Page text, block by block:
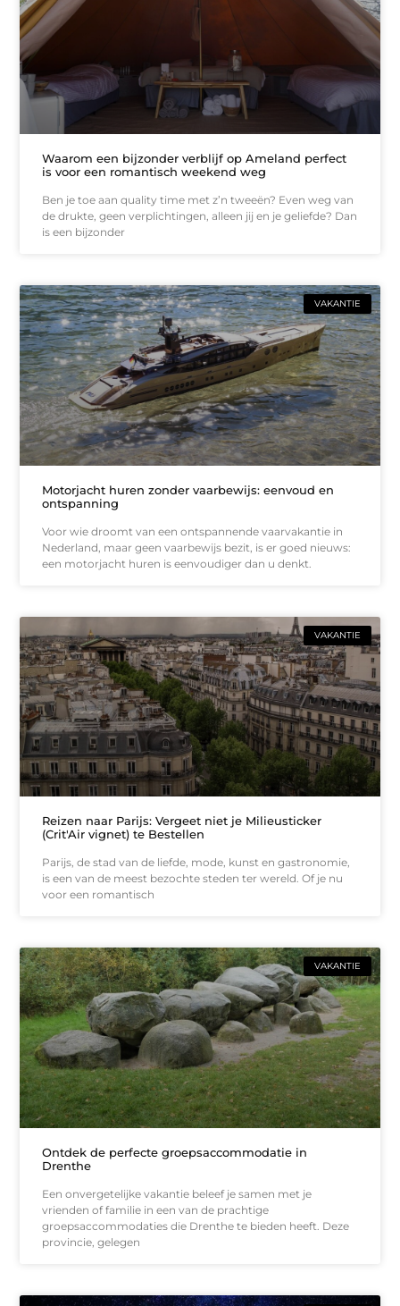
Waarom een bijzonder verblijf op Ameland perfect
is voor een romantisch weekend weg
Ben je toe aan quality time met z’n tweeën? Even weg van
de drukte, geen verplichtingen, alleen jij en je geliefde? Dan
is een bijzonder
VAKANTIE
Motorjacht huren zonder vaarbewijs: eenvoud en
ontspanning
Voor wie droomt van een ontspannende vaarvakantie in
Nederland, maar geen vaarbewijs bezit, is er goed nieuws:
een motorjacht huren is eenvoudiger dan u denkt.
VAKANTIE
Reizen naar Parijs: Vergeet niet je Milieusticker
(Crit'Air vignet) te Bestellen
Parijs, de stad van de liefde, mode, kunst en gastronomie,
is een van de meest bezochte steden ter wereld. Of je nu
voor een romantisch
VAKANTIE
Ontdek de perfecte groepsaccommodatie in
Drenthe
Een onvergetelijke vakantie beleef je samen met je
vrienden of familie in een van de prachtige
groepsaccommodaties die Drenthe te bieden heeft. Deze
provincie, gelegen